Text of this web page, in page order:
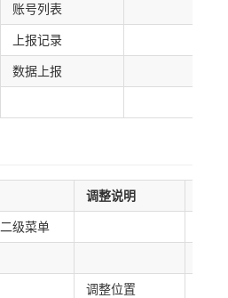
账号列表
上报记录
数据上报
调整说明
二级菜单
调整位置